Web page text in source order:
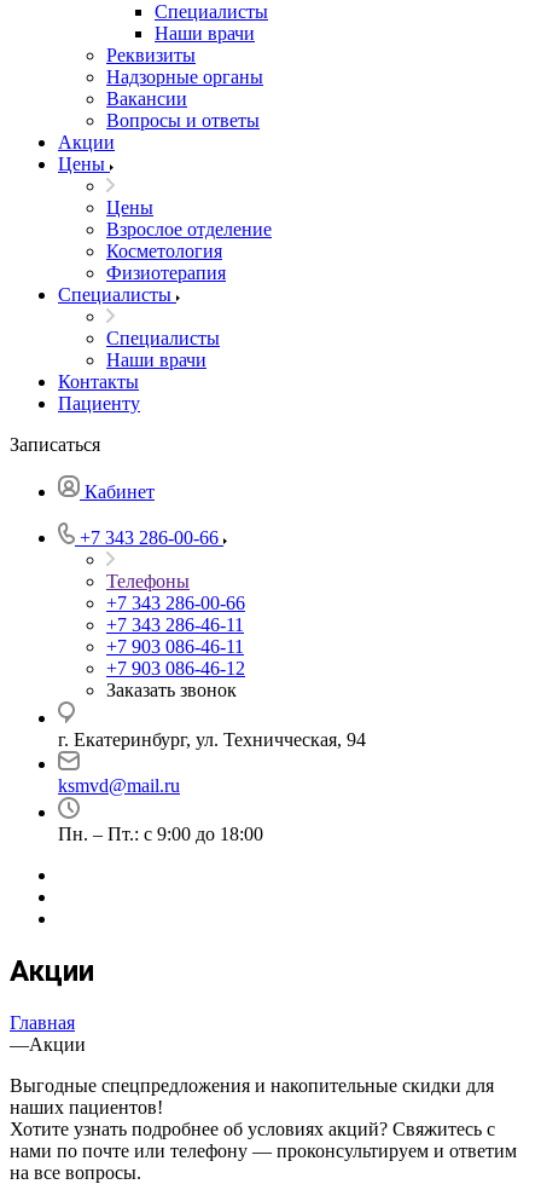
Специалисты
Наши врачи
Реквизиты
Надзорные органы
Вакансии
Вопросы и ответы
Акции
Цены
Цены
Взрослое отделение
Косметология
Физиотерапия
Специалисты
Специалисты
Наши врачи
Контакты
Пациенту
Записаться
Кабинет
+7 343 286-00-66
Телефоны
+7 343 286-00-66
+7 343 286-46-11
+7 903 086-46-11
+7 903 086-46-12
Заказать звонок
г. Екатеринбург, ул. Техничческая, 94
ksmvd@mail.ru
Пн. – Пт.: с 9:00 до 18:00
Акции
Главная
—Акции
Выгодные спецпредложения и накопительные скидки для
наших пациентов!
Хотите узнать подробнее об условиях акций? Свяжитесь с
нами по почте или телефону — проконсультируем и ответим
на все вопросы.